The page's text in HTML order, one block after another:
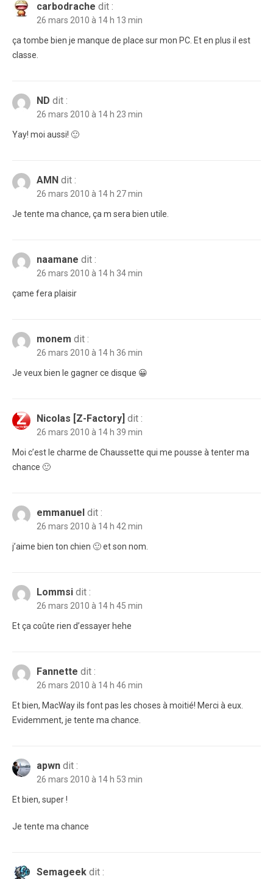
carbodrache dit :
26 mars 2010 à 14 h 13 min
ça tombe bien je manque de place sur mon PC. Et en plus il est
classe.
ND dit :
26 mars 2010 à 14 h 23 min
Yay! moi aussi! 🙂
AMN dit :
26 mars 2010 à 14 h 27 min
Je tente ma chance, ça m sera bien utile.
naamane dit :
26 mars 2010 à 14 h 34 min
çame fera plaisir
monem dit :
26 mars 2010 à 14 h 36 min
Je veux bien le gagner ce disque 😀
Nicolas [Z-Factory] dit :
26 mars 2010 à 14 h 39 min
Moi c’est le charme de Chaussette qui me pousse à tenter ma
chance 🙂
emmanuel dit :
26 mars 2010 à 14 h 42 min
j’aime bien ton chien 🙂 et son nom.
Lommsi dit :
26 mars 2010 à 14 h 45 min
Et ça coûte rien d’essayer hehe
Fannette dit :
26 mars 2010 à 14 h 46 min
Et bien, MacWay ils font pas les choses à moitié! Merci à eux.
Evidemment, je tente ma chance.
apwn dit :
26 mars 2010 à 14 h 53 min
Et bien, super !
Je tente ma chance
Semageek dit :